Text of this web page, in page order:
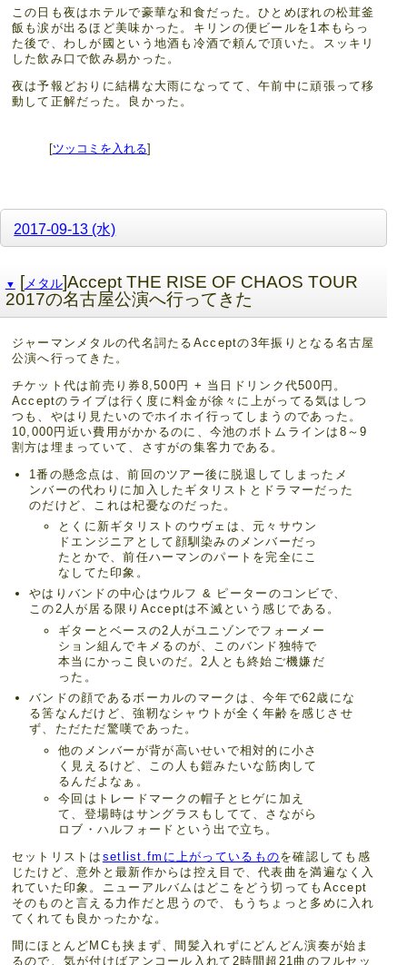
この日も夜はホテルで豪華な和食だった。ひとめぼれの松茸釜
飯も涙が出るほど美味かった。キリンの便ビールを1本もらっ
た後で、わしが國という地酒も冷酒で頼んで頂いた。スッキリ
した飲み口で飲み易かった。
夜は予報どおりに結構な大雨になってて、午前中に頑張って移
動して正解だった。良かった。
[ツッコミを入れる]
2017-09-13 (水)
▼ [メタル]Accept THE RISE OF CHAOS TOUR
2017の名古屋公演へ行ってきた
ジャーマンメタルの代名詞たるAcceptの3年振りとなる名古屋
公演へ行ってきた。
チケット代は前売り券8,500円 + 当日ドリンク代500円。
Acceptのライブは行く度に料金が徐々に上がってる気はしつ
つも、やはり見たいのでホイホイ行ってしまうのであった。
10,000円近い費用がかかるのに、今池のボトムラインは8～9
割方は埋まっていて、さすがの集客力である。
1番の懸念点は、前回のツアー後に脱退してしまったメ
ンバーの代わりに加入したギタリストとドラマーだった
のだけど、これは杞憂なのだった。
とくに新ギタリストのウヴェは、元々サウン
ドエンジニアとして顔馴染みのメンバーだっ
たとかで、前任ハーマンのパートを完全にこ
なしてた印象。
やはりバンドの中心はウルフ & ピーターのコンビで、
この2人が居る限りAcceptは不滅という感じである。
ギターとベースの2人がユニゾンでフォーメー
ション組んでキメるのが、このバンド独特で
本当にかっこ良いのだ。2人とも終始ご機嫌だ
った。
バンドの顔であるボーカルのマークは、今年で62歳にな
る筈なんだけど、強靭なシャウトが全く年齢を感じさせ
ず、ただただ驚嘆であった。
他のメンバーが背が高いせいで相対的に小さ
く見えるけど、この人も鎧みたいな筋肉して
るんだよなぁ。
今回はトレードマークの帽子とヒゲに加え
て、登場時はサングラスもしてて、さながら
ロブ・ハルフォードという出で立ち。
セットリストは setlist.fmに上がっているものを確認しても感
じたけど、意外と最新作からは控え目で、代表曲を満遍なく入
れていた印象。ニューアルバムはどこをどう切ってもAccept
そのものと言える力作だと思うので、もうちょっと多めに入れ
てくれても良かったかな。
間にほとんどMCも挟まず、間髪入れずにどんどん演奏が始ま
るので、気が付けばアンコール入れて2時間超21曲のフルセッ